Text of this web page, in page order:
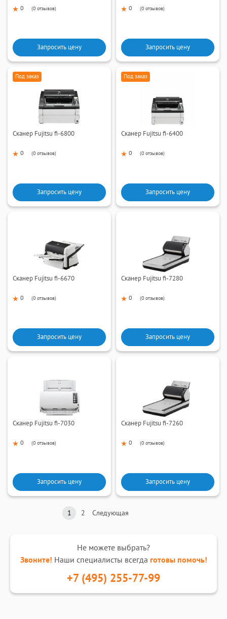
0 (0 отзывов)
Запросить цену
0 (0 отзывов)
Запросить цену
Под заказ
Сканер Fujitsu fi-6800
0 (0 отзывов)
Запросить цену
Под заказ
Сканер Fujitsu fi-6400
0 (0 отзывов)
Запросить цену
Сканер Fujitsu fi-6670
0 (0 отзывов)
Запросить цену
Сканер Fujitsu fi-7280
0 (0 отзывов)
Запросить цену
Сканер Fujitsu fi-7030
0 (0 отзывов)
Запросить цену
Сканер Fujitsu fi-7260
0 (0 отзывов)
Запросить цену
1 2 Следующая
Не можете выбрать?
Звоните! Наши специалисты всегда готовы помочь!
+7 (495) 255-77-99